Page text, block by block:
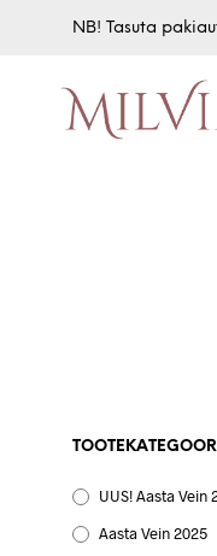
NB! Tasuta
UUS! Aasta Vein
Aasta Vein 2025